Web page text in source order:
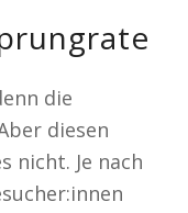
die
diesen
nicht. Je nach